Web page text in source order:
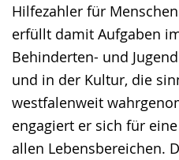
Hilfezahler für
erfüllt damit Aufgaben
Behinderten- und
und in der Kultur, die
westfalenweit
engagiert er sich für
allen Lebensbereichen.